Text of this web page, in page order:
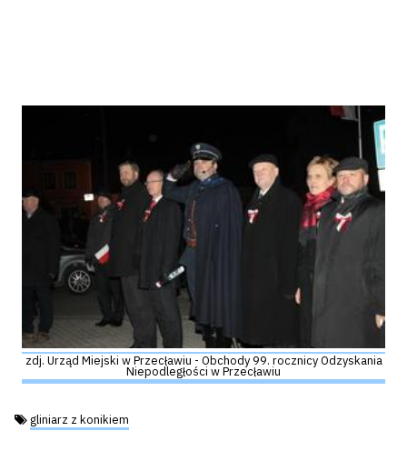
zdj. Urząd Miejski w Przecławiu - Obchody 99. rocznicy Odzyskania
Niepodległości w Przecławiu
Tagi:
gliniarz z konikiem